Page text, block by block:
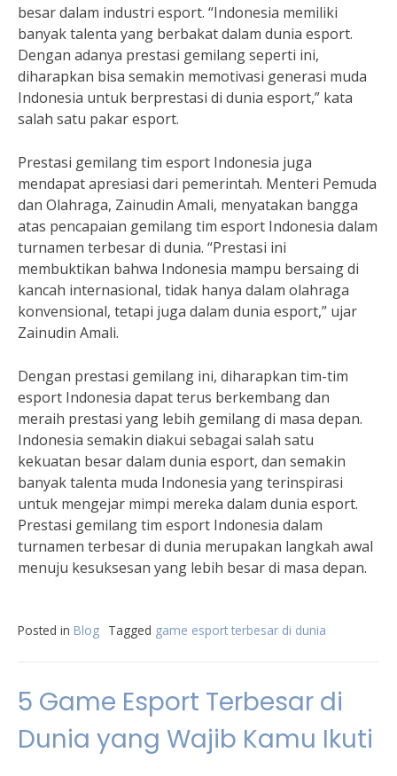
besar dalam industri esport. “Indonesia memiliki
banyak talenta yang berbakat dalam dunia esport.
Dengan adanya prestasi gemilang seperti ini,
diharapkan bisa semakin memotivasi generasi muda
Indonesia untuk berprestasi di dunia esport,” kata
salah satu pakar esport.
Prestasi gemilang tim esport Indonesia juga
mendapat apresiasi dari pemerintah. Menteri Pemuda
dan Olahraga, Zainudin Amali, menyatakan bangga
atas pencapaian gemilang tim esport Indonesia dalam
turnamen terbesar di dunia. “Prestasi ini
membuktikan bahwa Indonesia mampu bersaing di
kancah internasional, tidak hanya dalam olahraga
konvensional, tetapi juga dalam dunia esport,” ujar
Zainudin Amali.
Dengan prestasi gemilang ini, diharapkan tim-tim
esport Indonesia dapat terus berkembang dan
meraih prestasi yang lebih gemilang di masa depan.
Indonesia semakin diakui sebagai salah satu
kekuatan besar dalam dunia esport, dan semakin
banyak talenta muda Indonesia yang terinspirasi
untuk mengejar mimpi mereka dalam dunia esport.
Prestasi gemilang tim esport Indonesia dalam
turnamen terbesar di dunia merupakan langkah awal
menuju kesuksesan yang lebih besar di masa depan.
Posted in Blog Tagged game esport terbesar di dunia
5 Game Esport Terbesar di
Dunia yang Wajib Kamu Ikuti